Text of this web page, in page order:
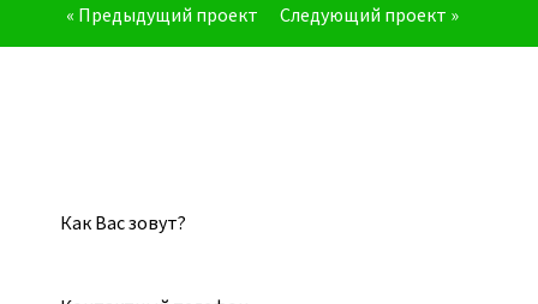
« Предыдущий проект Следующий проект »